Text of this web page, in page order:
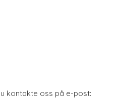
kontakte oss på e-post: